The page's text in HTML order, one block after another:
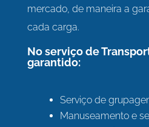
mercado, de maneira a
cada carga.
No serviço de
garantido:
Serviço de
Manuseamento e